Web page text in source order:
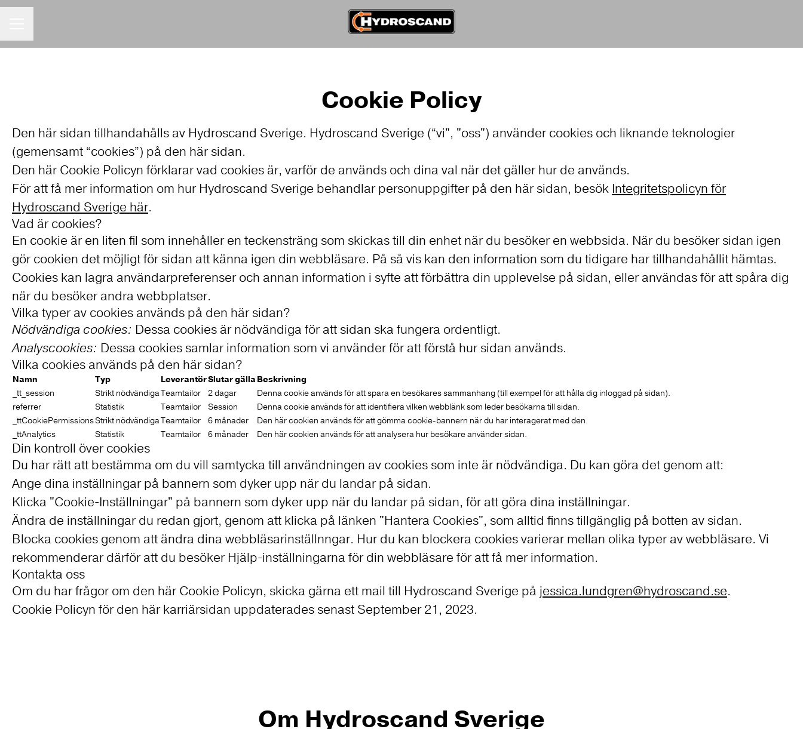
Cookie Policy
Den här sidan tillhandahålls av Hydroscand Sverige. Hydroscand Sverige (“vi", "oss") använder cookies och liknande teknologier
(gemensamt “cookies”) på den här sidan.
Den här Cookie Policyn förklarar vad cookies är, varför de används och dina val när det gäller hur de används.
För att få mer information om hur Hydroscand Sverige behandlar personuppgifter på den här sidan, besök Integritetspolicyn för
Hydroscand Sverige här.
Vad är cookies?
En cookie är en liten fil som innehåller en teckensträng som skickas till din enhet när du besöker en webbsida. När du besöker sidan igen
gör cookien det möjligt för sidan att känna igen din webbläsare. På så vis kan den information som du tidigare har tillhandahållit hämtas.
Cookies kan lagra användarpreferenser och annan information i syfte att förbättra din upplevelse på sidan, eller användas för att spåra dig
när du besöker andra webbplatser.
Vilka typer av cookies används på den här sidan?
Nödvändiga cookies: Dessa cookies är nödvändiga för att sidan ska fungera ordentligt.
Analyscookies: Dessa cookies samlar information som vi använder för att förstå hur sidan används.
Vilka cookies används på den här sidan?
Namn Typ LeverantörSlutar gälla Beskrivning
_tt_session
Strikt nödvändigaTeamtailor 2 dagar
Denna cookie används för att spara en besökares sammanhang (till exempel för att hålla dig inloggad på sidan).
referrer
Statistik Teamtailor Session
Denna cookie används för att identifiera vilken webblänk som leder besökarna till sidan.
_ttCookiePermissionsStrikt nödvändigaTeamtailor 6 månader
Den här cookien används för att gömma cookie-bannern när du har interagerat med den.
_ttAnalytics
Statistik Teamtailor 6 månader Den här cookien används för att analysera hur besökare använder sidan.
Din kontroll över cookies
Du har rätt att bestämma om du vill samtycka till användningen av cookies som inte är nödvändiga. Du kan göra det genom att:
Ange dina inställningar på bannern som dyker upp när du landar på sidan.
Klicka "Cookie-Inställningar" på bannern som dyker upp när du landar på sidan, för att göra dina inställningar.
Ändra de inställningar du redan gjort, genom att klicka på länken "Hantera Cookies", som alltid finns tillgänglig på botten av sidan.
Blocka cookies genom att ändra dina webbläsarinställnngar. Hur du kan blockera cookies varierar mellan olika typer av webbläsare. Vi
rekommenderar därför att du besöker Hjälp-inställningarna för din webbläsare för att få mer information.
Kontakta oss
Om du har frågor om den här Cookie Policyn, skicka gärna ett mail till Hydroscand Sverige på jessica.lundgren@hydroscand.se.
Cookie Policyn för den här karriärsidan uppdaterades senast September 21, 2023.
Om Hydroscand Sverige